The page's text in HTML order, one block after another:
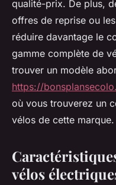
qualité-prix. De plus,
offres de reprise ou
réduire davantage le
gamme complète de
trouver un modèle
https://
où vous trouverez un
vélos de cette marque.
vélos